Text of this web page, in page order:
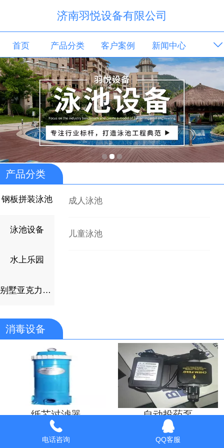
济南羽悦设备有限公司
首页 产品分类 客户案例 新闻中心
解决方案 服务保障 关于我们 联系我们
产品分类
钢板拼装泳池
泳池设备
水上乐园
别墅亚克力泳池
成人泳池
儿童泳池
消毒设备
纸芯过滤器 自动投药泵
电话咨询 QQ客服